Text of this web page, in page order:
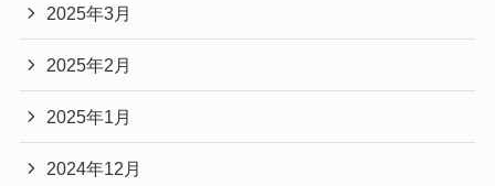
2025年3月
2025年2月
2025年1月
2024年12月